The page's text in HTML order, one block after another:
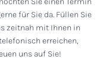
für Sie da. Füllen Sie
zeitnah mit Ihnen in
erreichen,
uns auf Sie!